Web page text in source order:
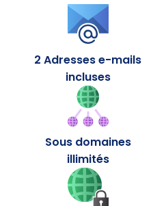
.top
.paris
2 Adresses e-mails
incluses
Sous domaines
illimités